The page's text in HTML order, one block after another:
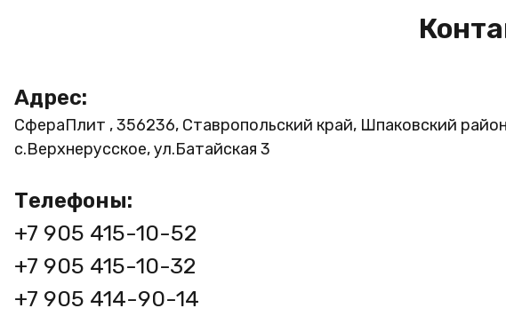
Адрес:
СфераПлит , 356236, Ставропольский край, Шпаковский
с.Верхнерусское, ул.Батайская 3
Телефоны:
+7 905 415-10-52
+7 905 415-10-32
+7 905 414-90-14